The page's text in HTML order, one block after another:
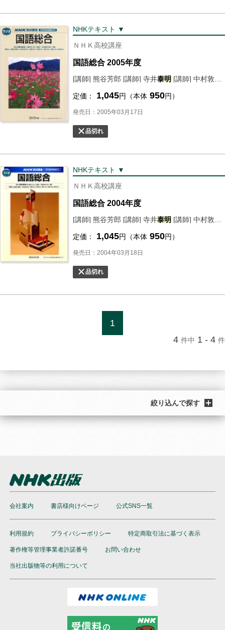
NHKテキスト ▼
ＮＨＫ高校講座
国語総合 2005年度
[講師] 熊谷芳郎 [講師] 寺井泰明 [講師] 中村敦雄 [講師] 畠山俊 [講師]
定価： 1,045円（本体 950円）
発売日：2005年03月17日
品切れ
NHKテキスト ▼
ＮＨＫ高校講座
国語総合 2004年度
[講師] 熊谷芳郎 [講師] 寺井泰明 [講師] 中村敦雄 [講師] 畠山俊 [講師]
定価： 1,045円（本体 950円）
発売日：2004年03月18日
品切れ
1
4 件中 1 - 4 件
絞り込んで探す
会社案内 書店様向けページ 公式SNS一覧
利用規約 プライバシーポリシー 特定商取引法に基づく表示
著作権等管理事業者許諾番号 お問い合わせ
当社出版物等の利用について